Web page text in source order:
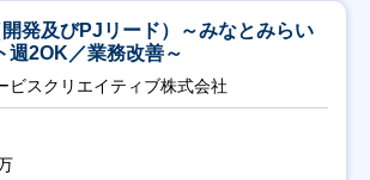
開発及びPJリード）～みなとみらい
週2OK／業務改善～
ビスクリエイティブ株式会社